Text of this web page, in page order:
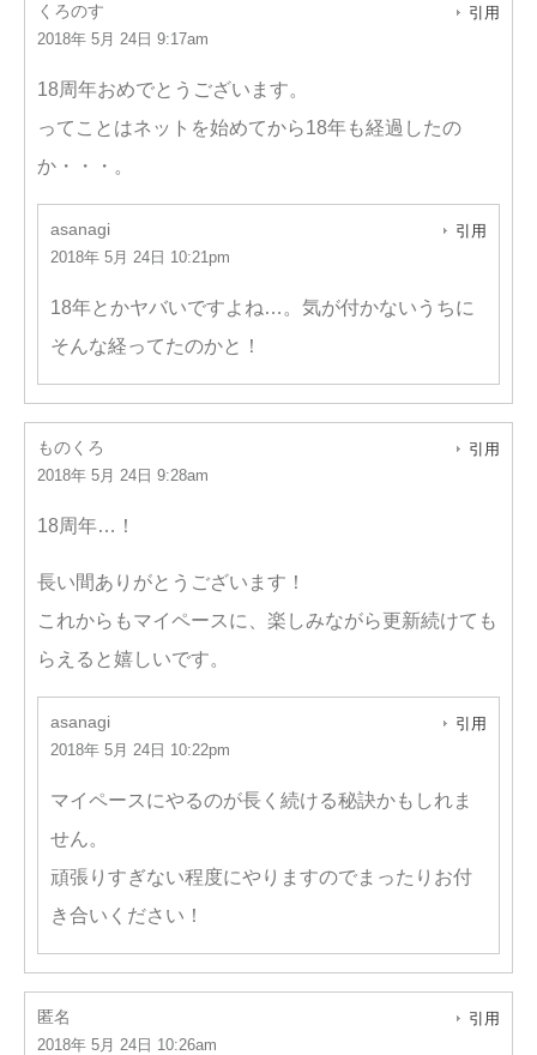
くろのす
2018年 5月 24日 9:17am
引用
18周年おめでとうございます。
ってことはネットを始めてから18年も経過したの
か・・・。
asanagi
2018年 5月 24日 10:21pm
引用
18年とかヤバいですよね…。気が付かないうちに
そんな経ってたのかと！
ものくろ
2018年 5月 24日 9:28am
引用
18周年…！
長い間ありがとうございます！
これからもマイペースに、楽しみながら更新続けても
らえると嬉しいです。
asanagi
2018年 5月 24日 10:22pm
引用
マイペースにやるのが長く続ける秘訣かもしれま
せん。
頑張りすぎない程度にやりますのでまったりお付
き合いください！
匿名
2018年 5月 24日 10:26am
引用